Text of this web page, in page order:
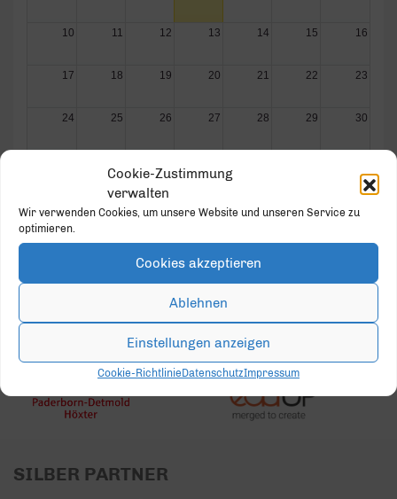
Cookie-Zustimmung
verwalten
Wir verwenden Cookies, um unsere Website und unseren Service zu
optimieren.
Cookies akzeptieren
Ablehnen
Einstellungen anzeigen
Cookie-Richtlinie DatenschutzImpressum
10 11 12 13 14 15 16
17 18 19 20 21 22 23
24 25 26 27 28 29 30
GOLD PARTNER
SILBER PARTNER